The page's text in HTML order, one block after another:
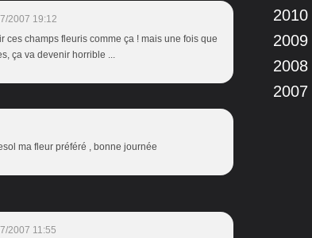
2007 19:12
ces champs fleuris comme ça ! mais une fois que
ça va devenir horrible ...
ma fleur préféré , bonne journée
2007 11:55
2010
2009
2008
2007